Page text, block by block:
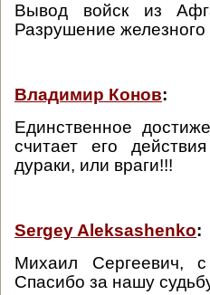
Вывод войск из
Разрушение
Владимир Конов:
Единственное
считает его
дураки, или враги!!!
Sergey Aleksashenko:
Михаил Сергеевич,
Спасибо за нашу